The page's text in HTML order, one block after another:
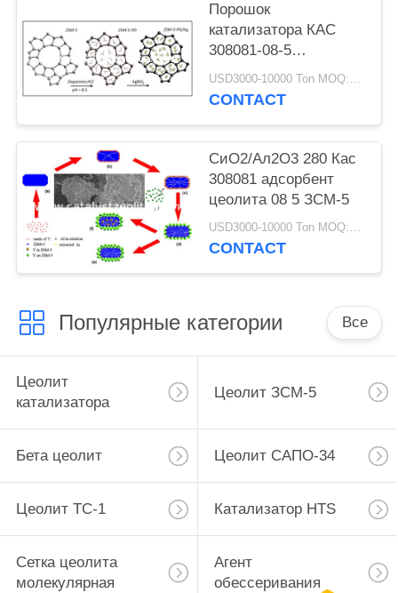
Порошок
катализатора КАС
308081-08-5
гидротермически
синтезированный
USD3000-10000 Ton MOQ:1 кг
CONTACT
СиО2/Ал2О3 280 Кас
308081 адсорбент
цеолита 08 5 ЗСМ-5
USD3000-10000 Ton MOQ:1 кг
CONTACT
Популярные категории Все
Цеолит
катализатора
Цеолит ЗСМ-5
Бета цеолит Цеолит САПО-34
Цеолит ТС-1 Катализатор HTS
Сетка цеолита
молекулярная
Агент
обессеривания